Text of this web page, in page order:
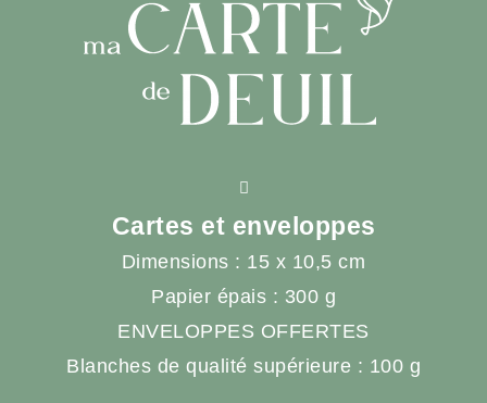
Cartes et enveloppes
Dimensions : 15 x 10,5 cm
Papier épais : 300 g
ENVELOPPES OFFERTES
Blanches de qualité supérieure : 100 g